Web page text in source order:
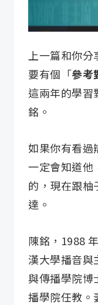
上一篇和你分
要有個「參考
這兩年的學
銘。
如果你有看過
一定會知道他
的，現在跟柚
達。
陳銘，1988
漢大學播音與
與傳播學院博
播學院任教。